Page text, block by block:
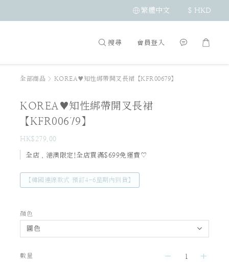
繁體中文 $ HKD
搜尋 會員登入
全部商品 > KOREA♥知性綁帶開叉長裙【KFR00679】
KOREA♥知性綁帶開叉長裙
【KFR00679】
HK$279.00
全店，港澳限定!全店買滿$699免運費♡
【韓國連線款式 預訂4-6星期內到貨】
顏色
數量